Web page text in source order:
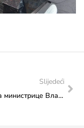
Slijedeći
Честитка министрице Влаисављевић за СОС Ђечја села